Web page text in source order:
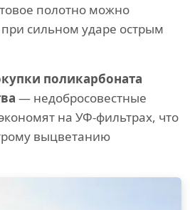
полотно можно
сильном ударе острым
поликарбоната
— недобросовестные
на УФ-фильтрах, что
выцветанию